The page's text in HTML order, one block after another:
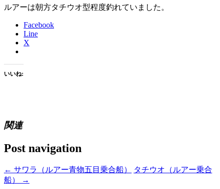
ルアーは朝方タチウオ型程度釣れていました。
Facebook
Line
X
いいね:
関連
Post navigation
← サワラ（ルアー青物五目乗合船）
タチウオ（ルアー乗合
船）
→